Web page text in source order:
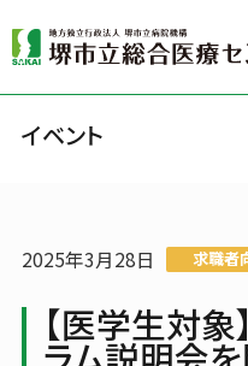
診療科・部門
医
2025年3月28日 求職者
【医学生対象
イベント